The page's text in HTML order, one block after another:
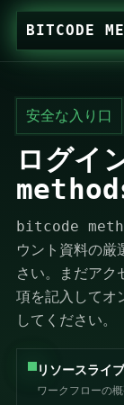
BITCODE
安全な入り口
ログ
bitcode
ウント資料の厳
さい。まだアク
項を記入してオ
してください。
リソースライ
ワークフローの